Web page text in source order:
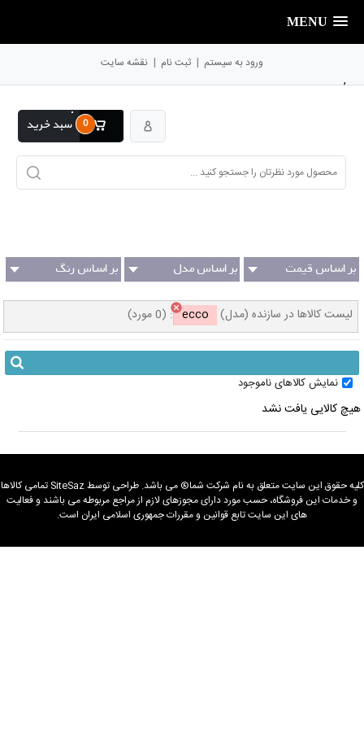
MENU
ورود به سیستم | ثبت نام | نقشه سایت
,
سبد خرید 0
بر اساس قیمت
بر اساس مدل
بر اساس رنگ
لیست کالاها در سازنده (مدل) ecco
: (0 مورد)
نمایش کالاهای ناموجود
هیچ کالایی یافت نشد
كليه حقوق اين سايت متعلق به نام شرکت شما® می باشد. طراحی توسط SiteSaz تمامی كالاها
و خدمات این فروشگاه، حسب مورد دارای مجوزهای لازم از مراجع مربوطه می باشند و فعالیت
های این سایت تابع قوانین و مقررات جمهوری اسلامی ایران است.